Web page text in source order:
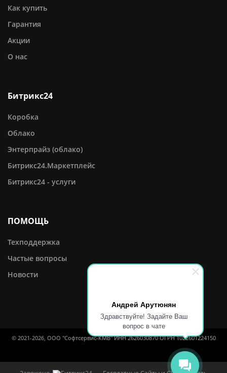
Андрей Арутюнян
Здравствуйте! Задайте Ваш
вопрос в чате
Как купить
Гарантия
Акции
О нас
Битрикс24
Коробка
Облако
Энтерпрайз (облако)
Битрикс24.Маркетплейс
Битрикс24 - услуги
ПОМОЩЬ
Техподдержка
Частые вопросы
Новости
© 2021-2026, ООО "Софтсервис-КМВ" ИНН 2626030870 ОГРН 1022601224150